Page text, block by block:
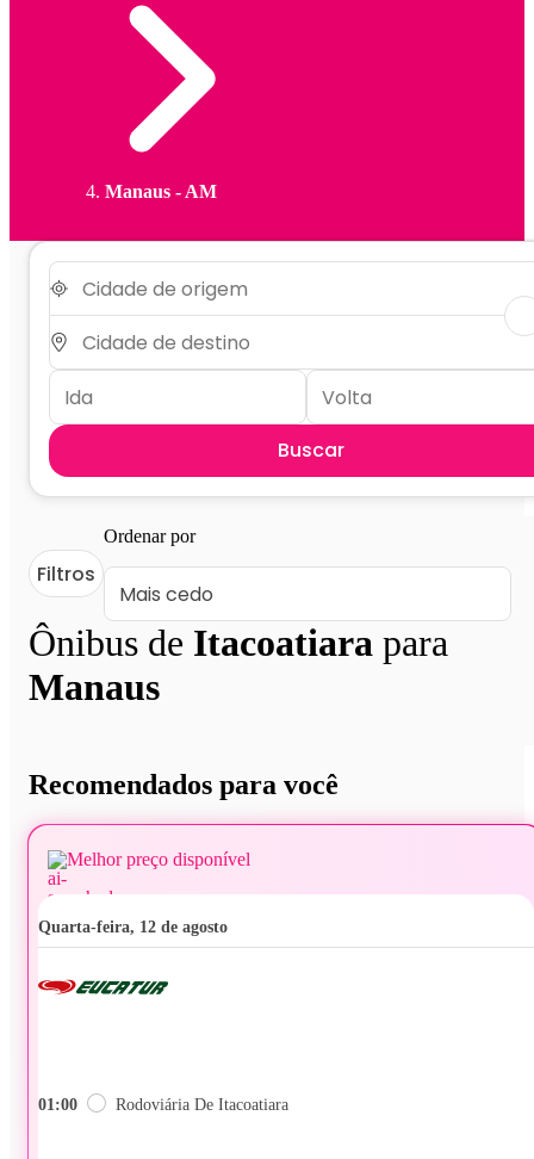
Manaus - AM
Buscar
Ônibus de Itacoatiara para
Manaus
Filtros
Ordenar por
Recomendados para você
Melhor preço disponível
quarta-feira, 12 de agosto
01:00 Rodoviária De Itacoatiara